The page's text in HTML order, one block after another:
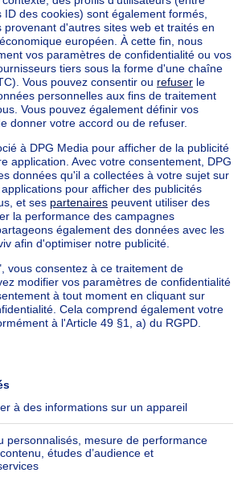
propriétésMaison à vendre Limbourg
d'autres maison bel etage à
à vendre Berchem-Ste-Agathe
à appartements à vendre
Bel-étage à vendre
à vendre
Ferme à vendre
à vendre
Chalet à vendre
Maison de campagne à vendre
à vendre
Autres biens à vendre
Manoir à vendre
maisons hors de la Belgique
France
Maison à vendre Espagne
Italie
Maison à vendre Luxembourg
à vendre Pays-bas
Outils
Belfius
Assurances
Check-list déménagement